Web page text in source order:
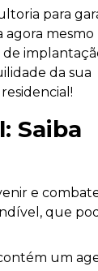
para
agora mesmo
de
da sua
Saiba
e
que
um